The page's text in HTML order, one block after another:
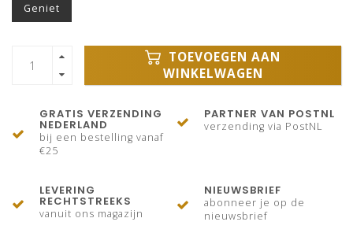
Geniet
TOEVOEGEN AAN
WINKELWAGEN
GRATIS VERZENDING
NEDERLAND
bij een bestelling vanaf
€25
PARTNER VAN POSTNL
verzending via PostNL
LEVERING
RECHTSTREEKS
vanuit ons magazijn
NIEUWSBRIEF
abonneer je op de
nieuwsbrief